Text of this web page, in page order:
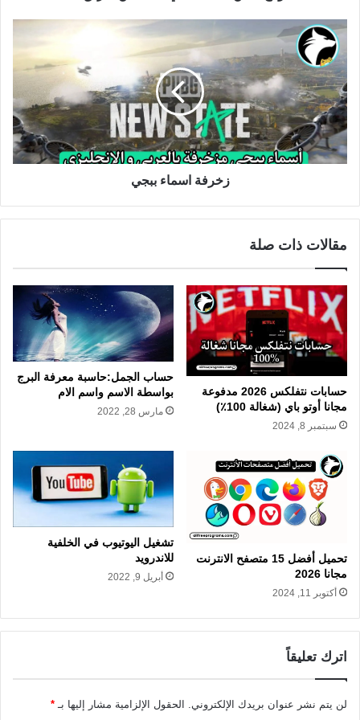
زخرفة اسماء ببجي
مقالات ذات صلة
حسابات نتفلكس 2026 مدفوعة
مجانا أوتو باي (شغالة 100٪)
سبتمبر 8, 2024
حساب الجمل:حاسبة معرفة البرج
بواسطة الاسم واسم الام
مارس 28, 2022
تحميل أفضل 15 متصفح الانترنت
مجانا 2026
أكتوبر 11, 2024
تشغيل اليوتيوب في الخلفية
للاندرويد
أبريل 9, 2022
اترك تعليقاً
لن يتم نشر عنوان بريدك الإلكتروني. الحقول الإلزامية مشار إليها بـ *